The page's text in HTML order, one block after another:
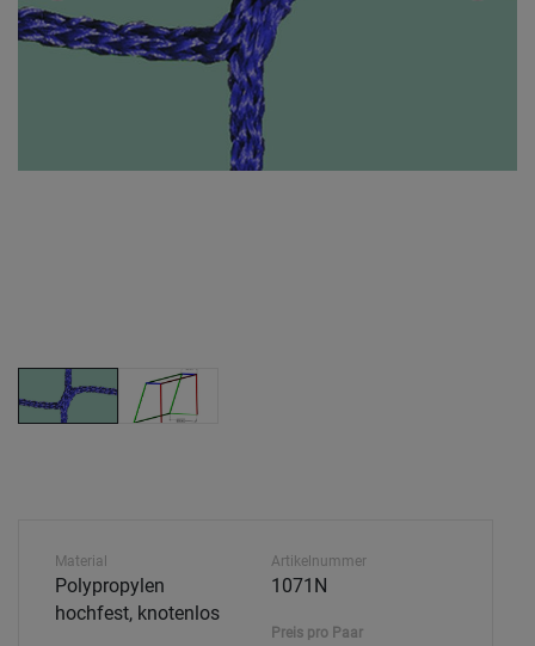
Material
Polypropylen
hochfest, knotenlos
Artikelnummer
1071N
Preis pro Paar